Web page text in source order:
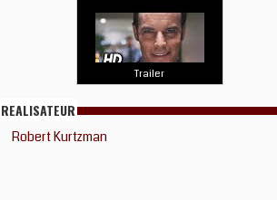
Trailer
REALISATEUR
Robert Kurtzman